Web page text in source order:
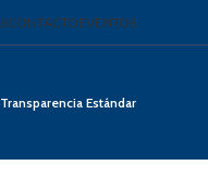
CONTACTOEVENTOS
Estándar